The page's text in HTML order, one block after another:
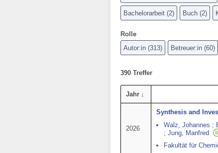
Bachelorarbeit (2) Buch (2)
Rolle
Autor:in (313) Betreuer:in (60)
390 Treffer
Jahr
2026
Synthesis and
Walz, Johannes ;
; Jung, Manfred
Fakultät für